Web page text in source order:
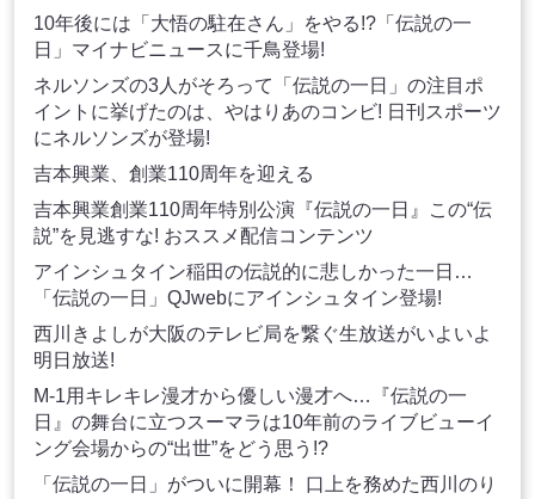
10年後には「大悟の駐在さん」をやる!?「伝説の一
日」マイナビニュースに千鳥登場!
ネルソンズの3人がそろって「伝説の一日」の注目ポ
イントに挙げたのは、やはりあのコンビ! 日刊スポーツ
にネルソンズが登場!
吉本興業、創業110周年を迎える
吉本興業創業110周年特別公演『伝説の一日』この“伝
説”を見逃すな! おススメ配信コンテンツ
アインシュタイン稲田の伝説的に悲しかった一日…
「伝説の一日」QJwebにアインシュタイン登場!
西川きよしが大阪のテレビ局を繋ぐ生放送がいよいよ
明日放送!
M-1用キレキレ漫才から優しい漫才へ…『伝説の一
日』の舞台に立つスーマラは10年前のライブビューイ
ング会場からの“出世”をどう思う!?
「伝説の一日」がついに開幕！ 口上を務めた西川のり